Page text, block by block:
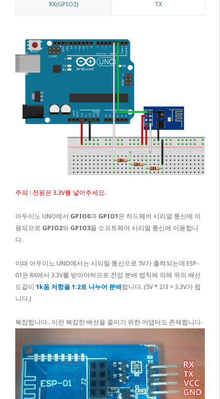
RX(GPIO2) TX
주의 : 전원은 3.3V를 넣어주세요.
아두이노 UNO에서 GPIO0과 GPIO1 은 하드웨어 시리얼 통신에 이
용되므로 GPIO2와 GPIO3을 소프트웨어 시리얼 통신에 이용합니
다.
이때 아두이노 UNO에서는 시리얼 통신으로 5V가 출력되는데 ESP-
01은 RX에서 3.3V를 받아야하므로 전압 분배 법칙에 의해 위의 배선
도같이 1k옴 저항을 1:2로 나누어 분배합니다. (5V * 2/3 = 3.3V가 됩
니다.)
복잡합니다.. 이런 복잡한 배선을 줄이기 위한 어댑터도 존재합니다.